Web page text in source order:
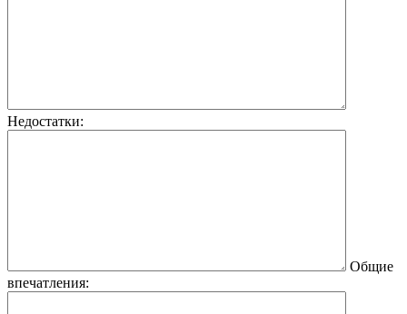
Недостатки:
Общие
впечатления: